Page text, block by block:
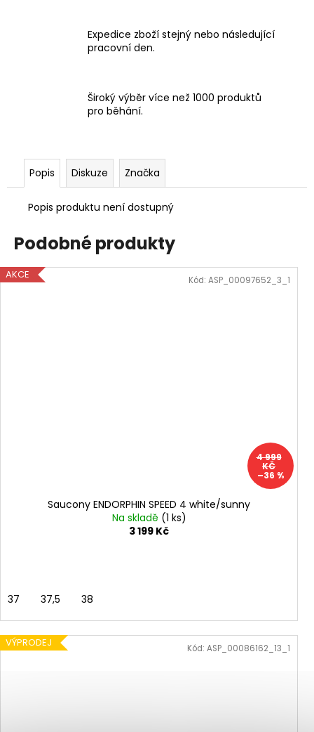
Expedice zboží stejný nebo následující
pracovní den.
Široký výběr více než 1000 produktů
pro běhání.
Popis Diskuze Značka
Popis produktu není dostupný
Podobné produkty
AKCE
4 999
KČ
–36 %
Saucony ENDORPHIN SPEED 4 white/sunny
Na skladě (1 ks)
3 199 Kč
37 37,5 38
Kód: ASP_00097652_3_1
VÝPRODEJ Kód: ASP_00086162_13_1